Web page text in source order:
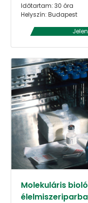
Időtartam: 30 óra
Helyszín: Budapest
Molekuláris